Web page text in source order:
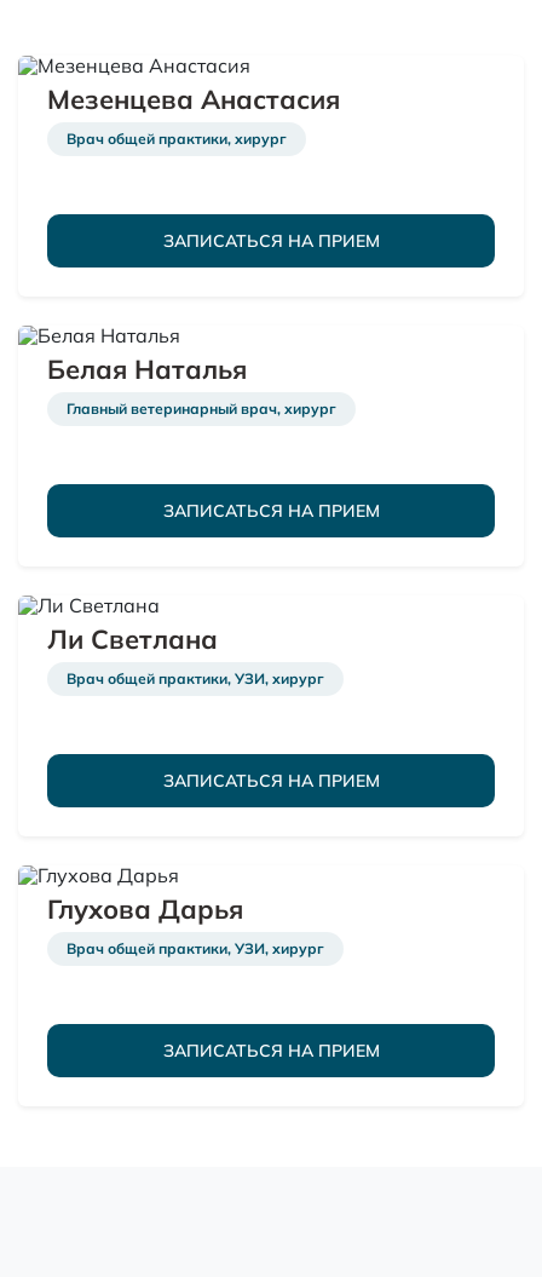
Мезенцева Анастасия
Врач общей практики, хирург
ЗАПИСАТЬСЯ НА ПРИЕМ
Белая Наталья
Главный ветеринарный врач, хирург
ЗАПИСАТЬСЯ НА ПРИЕМ
Ли Светлана
Врач общей практики, УЗИ, хирург
ЗАПИСАТЬСЯ НА ПРИЕМ
Глухова Дарья
Врач общей практики, УЗИ, хирург
ЗАПИСАТЬСЯ НА ПРИЕМ